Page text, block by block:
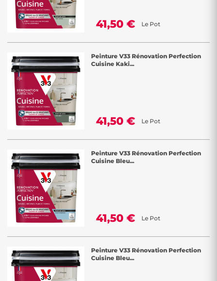
41,50 € Le Pot
Peinture V33 Rénovation Perfection
Cuisine Kaki...
41,50 € Le Pot
Peinture V33 Rénovation Perfection
Cuisine Bleu...
41,50 € Le Pot
Peinture V33 Rénovation Perfection
Cuisine Bleu...